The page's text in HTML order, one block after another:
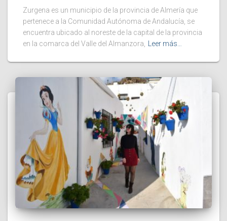
Zurgena es un municipio de la provincia de Almería que
pertenece a la Comunidad Autónoma de Andalucía, se
encuentra ubicado al noreste de la capital de la provincia
en la comarca del Valle del Almanzora, Leer más…